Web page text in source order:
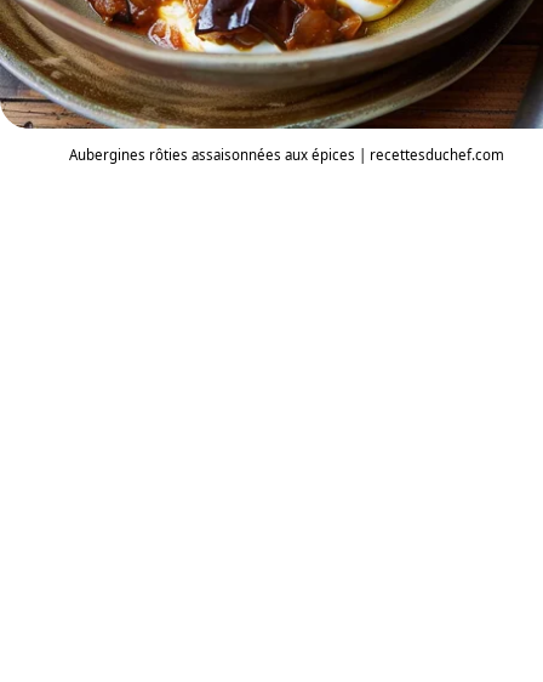
Aubergines rôties assaisonnées aux épices | recettesduchef.com